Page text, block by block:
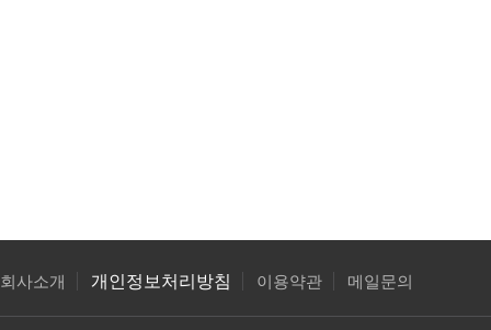
회사소개 개인정보처리방침 이용약관 메일문의